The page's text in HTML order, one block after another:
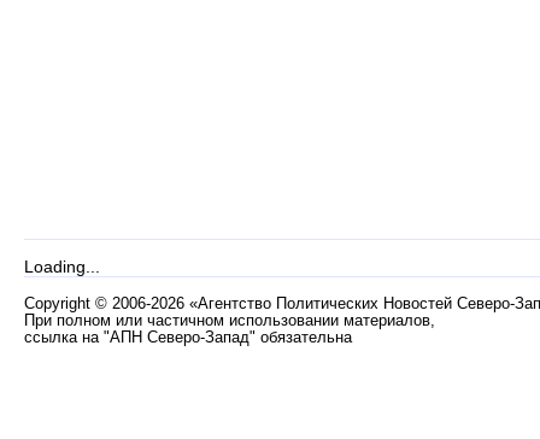
Loading...
Copyright © 2006-2026 «Агентство Политических Новостей Северо-
При полном или частичном использовании материалов,
ссылка на "АПН Северо-Запад" обязательна